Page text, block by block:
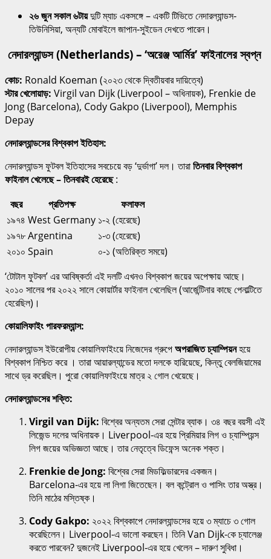
২৬ জুন সকাল ৬টায়দুটি ম্যাচ একসঙ্গে – একটি টিভিতে নেদারল্যান্ডস-
তিউনিসিয়া, অন্যটি মোবাইলে জাপান-সুইডেন দেখতে পারেন।
নেদারল্যান্ডস (Netherlands) – ‘অরেঞ্জ আর্মির’ ফাইনালের স্বপ্ন
কোচ: Ronald Koeman (২০২৩ থেকে দ্বিতীয়বার দায়িত্বে)
স্টার খেলোয়াড়: Virgil van Dijk (Liverpool – অধিনায়ক), Frenkie de
Jong (Barcelona), Cody Gakpo (Liverpool), Memphis
Depay
নেদারল্যান্ডসের বিশ্বকাপ ইতিহাস:
নেদারল্যান্ডস ফুটবল ইতিহাসের সবচেয়ে বড় ‘দুর্ভাগা’ দল। তারাতিনবার বিশ্বকাপ
ফাইনাল খেলেছে – তিনবারই হেরেছে:
বছর
প্রতিপক্ষ
ফলাফল
১৯৭৪ West Germany ১-২ (হেরেছে)
১৯৭৮Argentina
১-৩ (হেরেছে)
২০১০ Spain
০-১ (অতিরিক্ত সময়ে)
‘টোটাল ফুটবল’ এর আবিষ্কর্তা এই দলটি এখনও বিশ্বকাপ জয়ের অপেক্ষায় আছে।
২০১০ সালের পর ২০২২ সালে কোয়ার্টার ফাইনাল খেলেছিল (আর্জেন্টিনার কাছে পেনাল্টিতে
হেরেছিল)।
কোয়ালিফাইং পারফরম্যান্স:
নেদারল্যান্ডস ইউরোপীয় কোয়ালিফাইংয়ে নিজেদের গ্রুপেঅপরাজিত চ্যাম্পিয়নহয়ে
বিশ্বকাপ নিশ্চিত করে । তারা আয়ারল্যান্ডের মতো দলকে হারিয়েছে, কিন্তু বেলজিয়ামের
সাথে ড্র করেছিল। পুরো কোয়ালিফাইংয়ে মাত্র ২ গোল খেয়েছে।
নেদারল্যান্ডসের শক্তি:
Virgil van Dijk: বিশ্বের অন্যতম সেরা সেন্টার ব্যাক। ৩৪ বছর বয়সী এই
লিজেন্ড দলের অধিনায়ক। Liverpool-এর হয়ে প্রিমিয়ার লিগ ও চ্যাম্পিয়ন্স
লিগ জয়ের অভিজ্ঞতা আছে। তার নেতৃত্বে ডিফেন্স অনেক শক্ত।
Frenkie de Jong: বিশ্বের সেরা মিডফিল্ডারদের একজন।
Barcelona-এর হয়ে লা লিগা জিতেছেন। বল কন্ট্রোল ও পাসিং তার অস্ত্র।
তিনি মাঠের মস্তিষ্ক।
Cody Gakpo: ২০২২ বিশ্বকাপে নেদারল্যান্ডসের হয়ে ৩ ম্যাচে ৩ গোল
করেছিলেন। Liverpool-এ ভালো করছেন। তিনি Van Dijk-কে চ্যালেঞ্জ
করতে পারবেন? দুজনেই Liverpool-এর হয়ে খেলেন – দারুণ সুবিধা।